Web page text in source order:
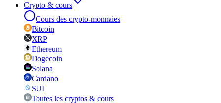
Crypto & cours
Cours des crypto-monnaies
Bitcoin
XRP
Ethereum
Dogecoin
Solana
Cardano
SUI
Toutes les cryptos & cours